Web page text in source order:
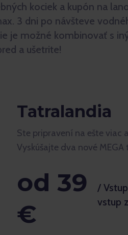
kociek a kupón na
3 dni po návšteve
je možné kombinovať s
a ušetrite!
Tatralandia
Ste pripravení na ešte viac
Vyskúšajte dva nové MEGA
od 39
€
/
vstup